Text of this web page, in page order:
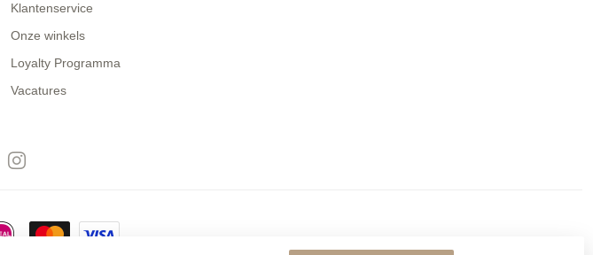
Klantenservice
Onze winkels
Loyalty Programma
Vacatures